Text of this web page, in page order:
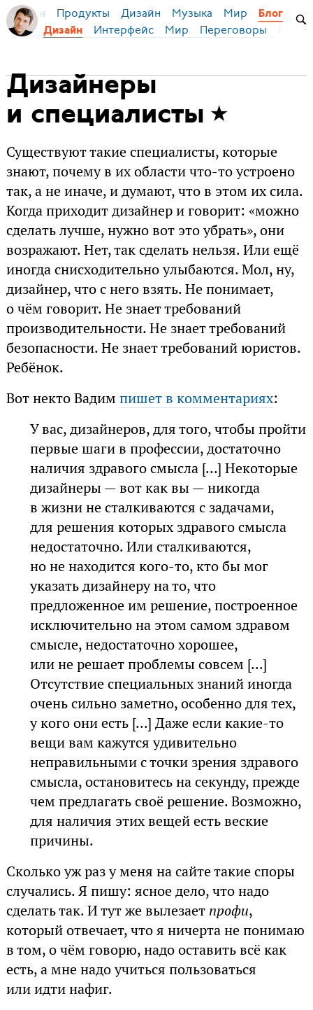
Бирман Продукты Дизайн Музыка Мир
Блог
Дизайн
Интерфейс Мир Переговоры
Дизайнеры
и специалисты
Существуют такие специалисты, которые
знают, почему в их области что-то устроено
так, а не иначе, и думают, что в этом их сила.
Когда приходит дизайнер и говорит: «можно
сделать лучше, нужно вот это убрать», они
возражают. Нет, так сделать нельзя. Или ещё
иногда снисходительно улыбаются. Мол, ну,
дизайнер, что с него взять. Не понимает,
о чём говорит. Не знает требований
производительности. Не знает требований
безопасности. Не знает требований юристов.
Ребёнок.
Вот некто Вадим пишет в комментариях:
У вас, дизайнеров, для того, чтобы пройти
первые шаги в профессии, достаточно
наличия здравого смысла [...] Некоторые
дизайнеры — вот как вы — никогда
в жизни не сталкиваются с задачами,
для решения которых здравого смысла
недостаточно. Или сталкиваются,
но не находится кого-то, кто бы мог
указать дизайнеру на то, что
предложенное им решение, построенное
исключительно на этом самом здравом
смысле, недостаточно хорошее,
или не решает проблемы совсем [...]
Отсутствие специальных знаний иногда
очень сильно заметно, особенно для тех,
у кого они есть [...] Даже если какие-то
вещи вам кажутся удивительно
неправильными с точки зрения здравого
смысла, остановитесь на секунду, прежде
чем предлагать своё решение. Возможно,
для наличия этих вещей есть веские
причины.
Сколько уж раз у меня на сайте такие споры
случались. Я пишу: ясное дело, что надо
сделать так. И тут же вылезает профи,
который отвечает, что я ничерта не понимаю
в том, о чём говорю, надо оставить всё как
есть, а мне надо учиться пользоваться
или идти нафиг.